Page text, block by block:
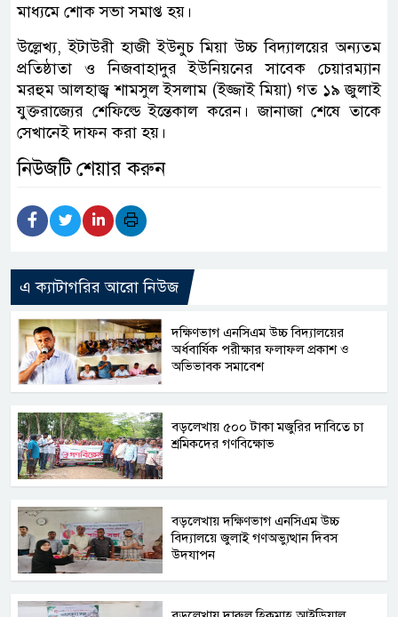
মাধ্যমে শোক সভা সমাপ্ত হয়।
উল্লেখ্য, ইটাউরী হাজী ইউনুচ মিয়া উচ্চ বিদ্যালয়ের অন্যতম
প্রতিষ্ঠাতা ও নিজবাহাদুর ইউনিয়নের সাবেক চেয়ারম্যান
মরহুম আলহাজ্ব শামসুল ইসলাম (ইজ্জাই মিয়া) গত ১৯ জুলাই
যুক্তরাজ্যের শেফিল্ডে ইন্তেকাল করেন। জানাজা শেষে তাকে
সেখানেই দাফন করা হয়।
নিউজটি শেয়ার করুন
এ ক্যাটাগরির আরো নিউজ
দক্ষিণভাগ এনসিএম উচ্চ বিদ্যালয়ের
অর্ধবার্ষিক পরীক্ষার ফলাফল প্রকাশ ও
অভিভাবক সমাবেশ
বড়লেখায় ৫০০ টাকা মজুরির দাবিতে চা
শ্রমিকদের গণবিক্ষোভ
বড়লেখায় দক্ষিণভাগ এনসিএম উচ্চ
বিদ্যালয়ে জুলাই গণঅভ্যুত্থান দিবস
উদযাপন